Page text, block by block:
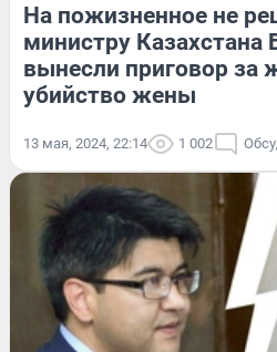
На пожизненное не
министру
вынесли приговор за
убийство жены
13 мая, 2024, 22:14 1 002